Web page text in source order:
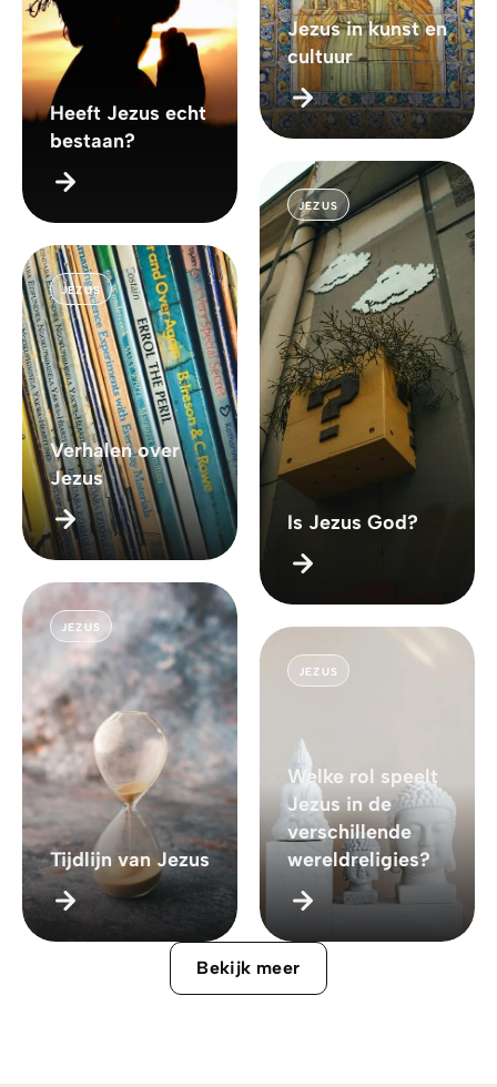
Heeft Jezus echt
bestaan?
Jezus in kunst en
cultuur
JEZUS
Verhalen over
Jezus
JEZUS
Is Jezus God?
JEZUS
Tijdlijn van Jezus
JEZUS
Welke rol speelt
Jezus in de
verschillende
wereldreligies?
Bekijk meer